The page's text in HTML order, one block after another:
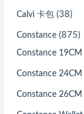
Calvi 卡包 (38)
Constance (875)
Constance 19CM
Constance 24CM
Constance 26CM